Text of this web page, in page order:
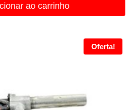
ao carrinho
Oferta!